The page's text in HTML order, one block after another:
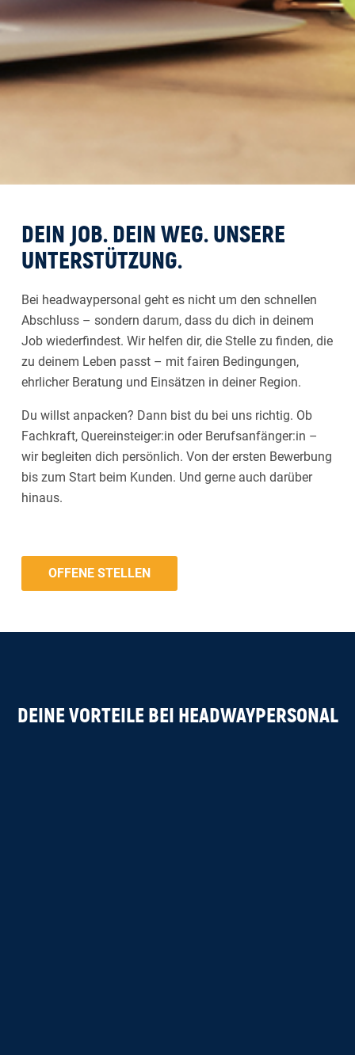
DEIN JOB. DEIN WEG. UNSERE
UNTERSTÜTZUNG.
Bei headwaypersonal geht es nicht um den schnellen
Abschluss – sondern darum, dass du dich in deinem
Job wiederfindest. Wir helfen dir, die Stelle zu finden, die
zu deinem Leben passt – mit fairen Bedingungen,
ehrlicher Beratung und Einsätzen in deiner Region.
Du willst anpacken? Dann bist du bei uns richtig. Ob
Fachkraft, Quereinsteiger:in oder Berufsanfänger:in –
wir begleiten dich persönlich. Von der ersten Bewerbung
bis zum Start beim Kunden. Und gerne auch darüber
hinaus.
OFFENE STELLEN
DEINE VORTEILE BEI HEADWAYPERSONAL